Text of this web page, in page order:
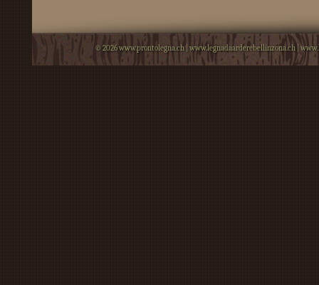
© 2026www.prontolegna.ch| www.legnadaarderebellinzona.ch|